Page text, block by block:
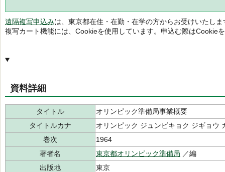
遠隔複写申込みは、東京都在住・在勤・在学の方からお受けいたしま
複写カート機能には、Cookieを使用しています。申込む際はCookie
資料詳細
タイトル
オリンピック準備局事業概要
タイトルカナ
オリンピック ジュンビキョク ジギョウ
巻次
1964
著者名
東京都オリンピック準備局 ／編
出版地
東京